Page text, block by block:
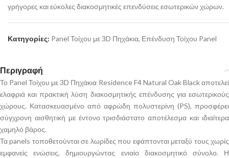
γρήγορες και εύκολες διακοσμητικές επενδύσεις εσωτερικών χώρων.
Κατηγορίες: Panel Τοίχου με 3D Πηχάκια, Επένδυση Τοίχου Panel
Περιγραφή
Το Panel Τοίχου με 3D Πηχάκια Residence F4 Natural Oak Black αποτελεί
ελαφριά και πρακτική λύση διακοσμητικής επένδυσης για εσωτερικούς
χώρους. Κατασκευασμένο από αφρώδη πολυστερίνη (PS), προσφέρει
σύγχρονη αισθητική με έντονο τρισδιάστατο αποτέλεσμα και ιδιαίτερα
χαμηλό βάρος.
Τα panels τοποθετούνται σε λωρίδες που εφάπτονται μεταξύ τους χωρίς
εμφανείς ενώσεις, δημιουργώντας ενιαίο διακοσμητικό σύνολο. Η